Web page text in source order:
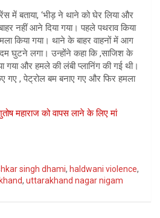
में बताया, ‘भीड़ ने थाने को घेर लिया और
नहीं आने दिया गया। पहले पथराव किया
किया गया। थाने के बाहर वाहनों में आग
घुटने लगा। उन्होंने कहा कि ,साजिश के
गया और हमले की लंबी प्लानिंग की गई थी।
गए , पेट्रोल बम बनाए गए और फिर हमला
महाराज को वापस लाने के लिए मां
singh dhami, haldwani violence,
, uttarakhand nagar nigam